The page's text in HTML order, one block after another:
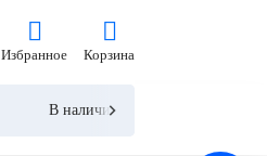
Сравнение
Избранное Корзина
В наличии